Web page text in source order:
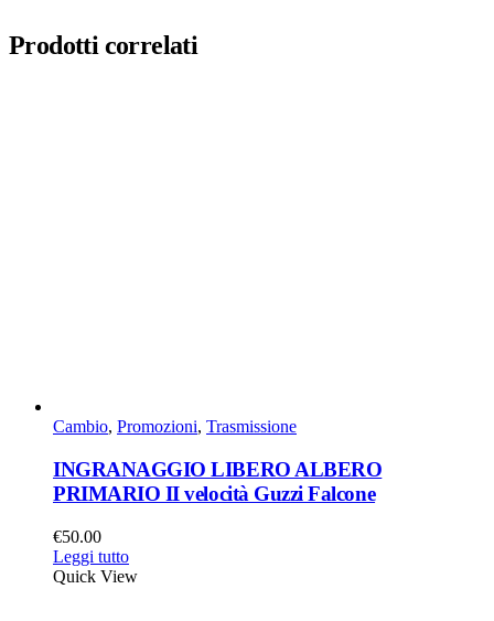
Prodotti correlati
Cambio, Promozioni, Trasmissione
INGRANAGGIO LIBERO ALBERO
PRIMARIO II velocità Guzzi Falcone
€50.00
Leggi tutto
Quick View